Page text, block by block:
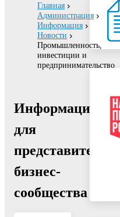
Главная
Администрация
Информация
Новости
Промышленность,
инвестиции и
предпринимательство
Информация
для
представителей
бизнес-
сообщества